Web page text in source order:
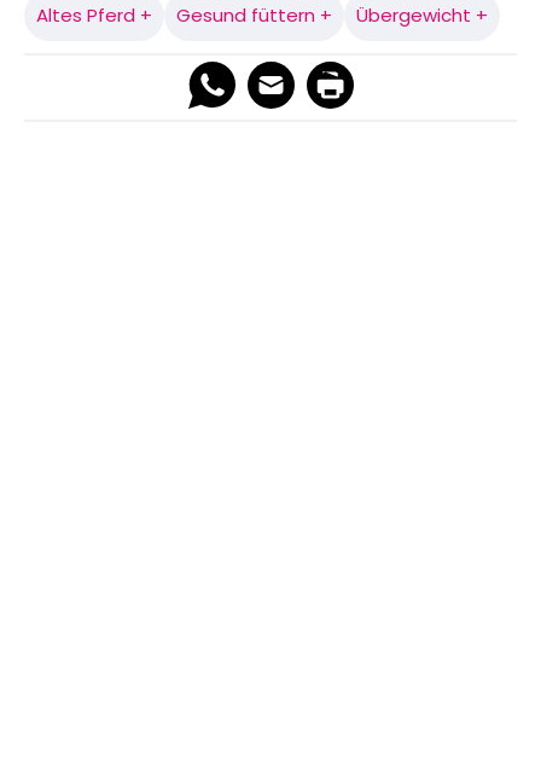
Altes Pferd + Gesund füttern + Übergewicht +